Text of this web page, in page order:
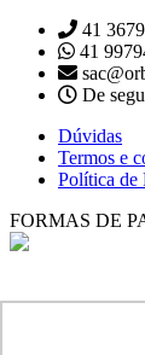
41
41
De
Dúvidas
Termos e
Política de
FORMAS DE
ORBIS